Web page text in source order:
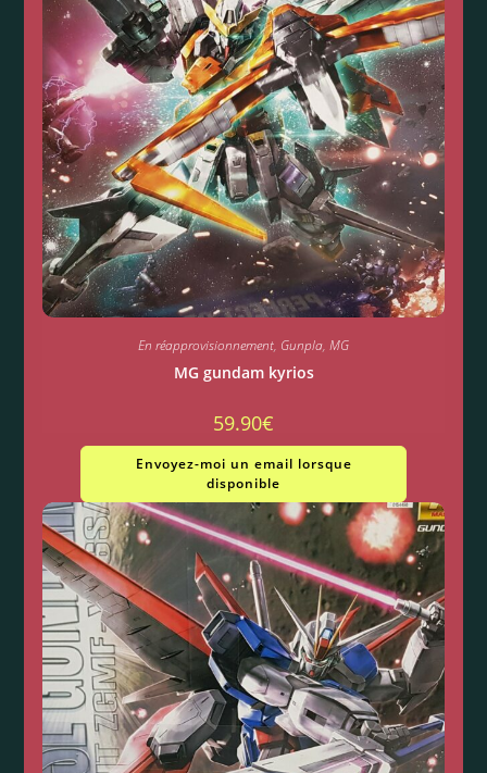
En réapprovisionnement, Gunpla, MG
MG gundam kyrios
59.90€
Envoyez-moi un email lorsque
disponible